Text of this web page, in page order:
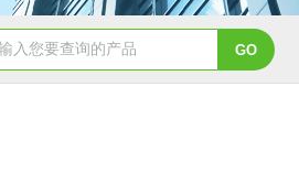
氧分析仪 在线式二氧化氯仪